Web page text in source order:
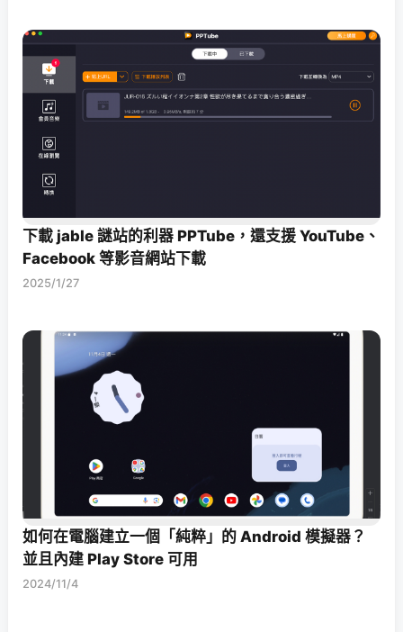
下載 jable 謎站的利器 PPTube，還支援 YouTube、
Facebook 等影音網站下載
2025/1/27
如何在電腦建立一個「純粹」的 Android 模擬器？
並且內建 Play Store 可用
2024/11/4